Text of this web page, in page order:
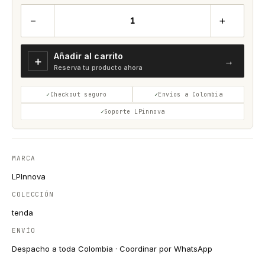
− +
＋ Añadir al carrito
Reserva tu producto ahora
→
Checkout seguro Envíos a Colombia
Soporte LPinnova
MARCA
LPInnova
COLECCIÓN
tenda
ENVÍO
Despacho a toda Colombia · Coordinar por WhatsApp